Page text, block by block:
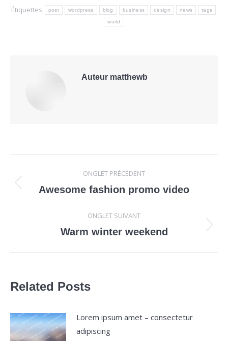
Étiquettes post wordpress blog business design news tags
world
Auteur matthewb
de
commentaire
ONGLET PRÉCÉDENT
Onglet
Awesome fashion promo video
ONGLET SUIVANT
Onglet
Warm winter weekend
Related Posts
Lorem ipsum amet – consectetur
adipiscing